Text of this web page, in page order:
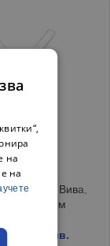
за дрехи Вива,
14 м
€ / 39.10 лв.
на
на